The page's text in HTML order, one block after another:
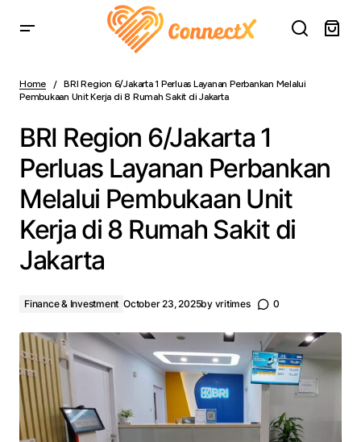
Melalui Pembukaan Unit Kerja di 8 Rumah Sakit di Jakarta
Home
BRI Region 6/Jakarta 1 Perluas Layanan Perbankan Melalui
Pembukaan Unit Kerja di 8 Rumah Sakit di Jakarta
BRI Region 6/Jakarta 1
Perluas Layanan Perbankan
Melalui Pembukaan Unit
Kerja di 8 Rumah Sakit di
Jakarta
Finance & Investment October 23, 2025by vritimes 0